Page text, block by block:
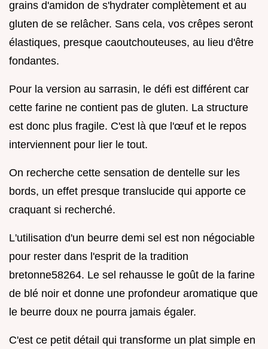
grains d'amidon de s'hydrater complètement et au
gluten de se relâcher. Sans cela, vos crêpes seront
élastiques, presque caoutchouteuses, au lieu d'être
fondantes.
Pour la version au sarrasin, le défi est différent car
cette farine ne contient pas de gluten. La structure
est donc plus fragile. C'est là que l'œuf et le repos
interviennent pour lier le tout.
On recherche cette sensation de dentelle sur les
bords, un effet presque translucide qui apporte ce
craquant si recherché.
L'utilisation d'un beurre demi sel est non négociable
pour rester dans l'esprit de la tradition
bretonne58264. Le sel rehausse le goût de la farine
de blé noir et donne une profondeur aromatique que
le beurre doux ne pourra jamais égaler.
C'est ce petit détail qui transforme un plat simple en